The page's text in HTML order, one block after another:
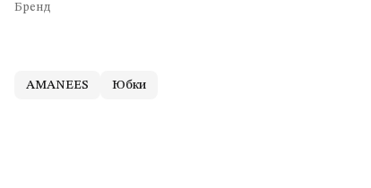
Бренд
AMANEES Юбки